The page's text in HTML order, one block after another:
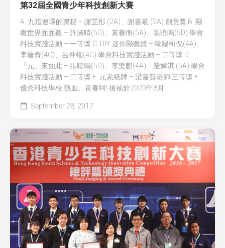
廿一世紀校園網絡
第32屆全國青少年科技創新大賽
A. 九指連環的奧秘 – 謝芷彤 (2A)、謝書羲 (2A) 創意獎 B. 顯
微世界面面觀 – 許淑晴(5D)、黃善衡(5A)、張曉鳴(5D) 學會
科技實踐活動 – 一等獎 C. DIY 迷你顯微鏡 – 歐陽司倪(4A)、
李晉齊(4C)、呂仲權(4C) 學會科技實踐活動 – 二等獎 D.
「元」來如此 – 張曉鳴(5D)、李樂麒(4A)、嚴婥淇 (5A) 學會
科技實踐活動 – 二等獎 E. 元素紙牌 – 梁嘉賢老師 三等獎 F.
優秀科技學校 熱血、青春呵! 後補於2020年8月
September 28, 2017